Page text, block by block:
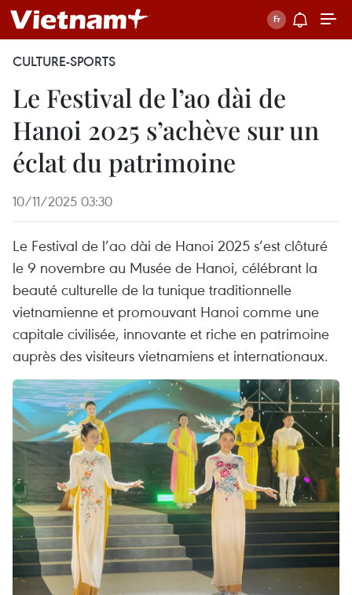
CULTURE-SPORTS
Le Festival de l’ao dài de
Hanoi 2025 s’achève sur un
éclat du patrimoine
10/11/2025 03:30
Le Festival de l’ao dài de Hanoi 2025 s’est clôturé
le 9 novembre au Musée de Hanoi, célébrant la
beauté culturelle de la tunique traditionnelle
vietnamienne et promouvant Hanoi comme une
capitale civilisée, innovante et riche en patrimoine
auprès des visiteurs vietnamiens et internationaux.